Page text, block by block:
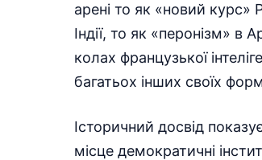
арені то як «новий курс»
Індії, то як «перонізм»
колах французької
багатьох інших своїх
Історичний досвід
місце демократичні